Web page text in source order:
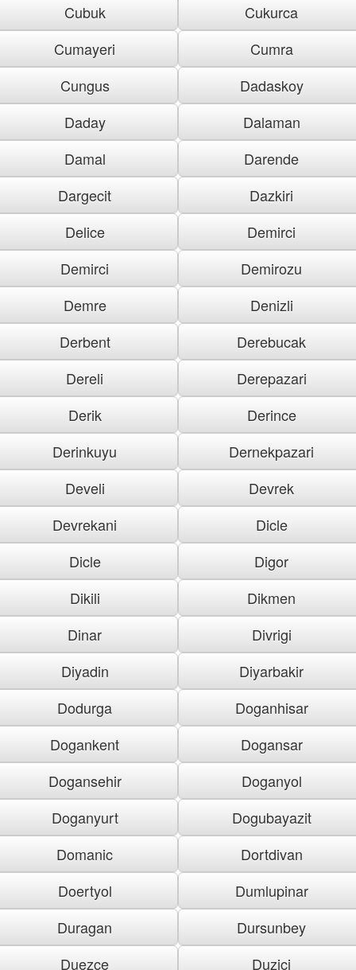
Cubuk
Cukurca
Cumayeri
Cumra
Cungus
Dadaskoy
Daday
Dalaman
Damal
Darende
Dargecit
Dazkiri
Delice
Demirci
Demirci
Demirozu
Demre
Denizli
Derbent
Derebucak
Dereli
Derepazari
Derik
Derince
Derinkuyu
Dernekpazari
Develi
Devrek
Devrekani
Dicle
Dicle
Digor
Dikili
Dikmen
Dinar
Divrigi
Diyadin
Diyarbakir
Dodurga
Doganhisar
Dogankent
Dogansar
Dogansehir
Doganyol
Doganyurt
Dogubayazit
Domanic
Dortdivan
Doertyol
Dumlupinar
Duragan
Dursunbey
Duezce
Duzici